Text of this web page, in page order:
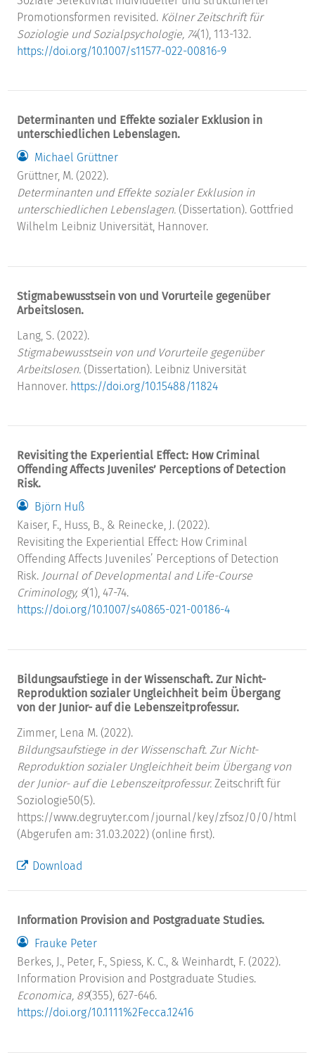
Promotionsformen revisited. Kölner Zeitschrift für
Soziologie und Sozialpsychologie, 74(1), 113-132.
https://doi.org/10.1007/s11577-022-00816-9
Determinanten und Effekte sozialer Exklusion in
unterschiedlichen Lebenslagen.
Michael Grüttner
Grüttner, M. (2022).
Determinanten und Effekte sozialer Exklusion in
unterschiedlichen Lebenslagen. (Dissertation). Gottfried
Wilhelm Leibniz Universität, Hannover.
Stigmabewusstsein von und Vorurteile gegenüber
Arbeitslosen.
Lang, S. (2022).
Stigmabewusstsein von und Vorurteile gegenüber
Arbeitslosen. (Dissertation). Leibniz Universität
Hannover. https://doi.org/10.15488/11824
Revisiting the Experiential Effect: How Criminal
Offending Affects Juveniles’ Perceptions of Detection
Risk.
Björn Huß
Kaiser, F., Huss, B., & Reinecke, J. (2022).
Revisiting the Experiential Effect: How Criminal
Offending Affects Juveniles’ Perceptions of Detection
Risk. Journal of Developmental and Life-Course
Criminology, 9(1), 47-74.
https://doi.org/10.1007/s40865-021-00186-4
Bildungsaufstiege in der Wissenschaft. Zur Nicht-
Reproduktion sozialer Ungleichheit beim Übergang
von der Junior- auf die Lebenszeitprofessur.
Zimmer, Lena M. (2022).
Bildungsaufstiege in der Wissenschaft. Zur Nicht-
Reproduktion sozialer Ungleichheit beim Übergang von
der Junior- auf die Lebenszeitprofessur. Zeitschrift für
Soziologie50(5).
https://www.degruyter.com/journal/key/zfsoz/0/0/html
(Abgerufen am: 31.03.2022) (online first).
Download
Information Provision and Postgraduate Studies.
Frauke Peter
Berkes, J., Peter, F., Spiess, K. C., & Weinhardt, F. (2022).
Information Provision and Postgraduate Studies.
Economica, 89(355), 627-646.
https://doi.org/10.1111%2Fecca.12416